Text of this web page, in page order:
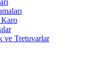
Karo
ve Tretuvarlar